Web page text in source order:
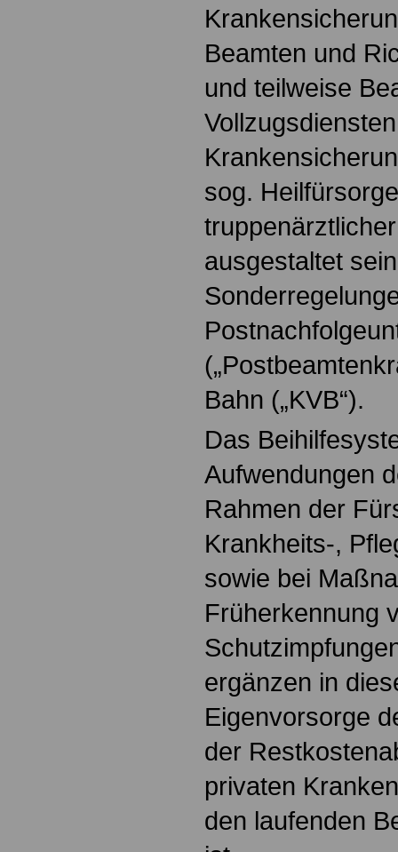
Beamten und
und teilweise
sog.
ausgestaltet
Bahn („KVB“).
Das
Aufwendungen
Rahmen der
Krankheits-,
sowie bei
Früherkennung
ergänzen in
Eigenvorsorge
der
privaten
den laufenden